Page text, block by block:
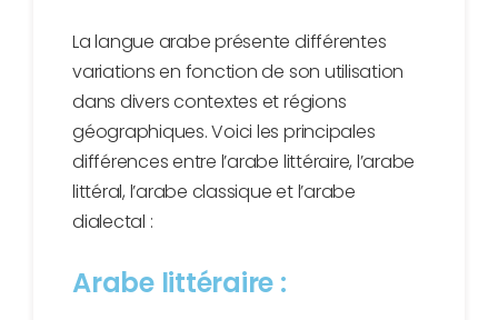
La langue arabe présente différentes
variations en fonction de son utilisation
dans divers contextes et régions
géographiques. Voici les principales
différences entre l’arabe littéraire, l’arabe
littéral, l’arabe classique et l’arabe
dialectal :
Arabe littéraire :